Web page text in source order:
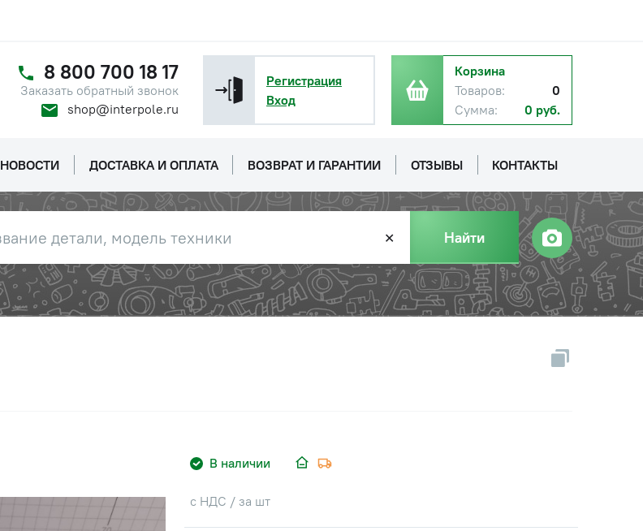
8 800 700 18 17
Заказать обратный звонок
shop@interpole.ru
Регистрация
Вход
Корзина
Товаров:
0
Сумма:
0 руб.
НОВОСТИ ДОСТАВКА И ОПЛАТА ВОЗВРАТ И ГАРАНТИИ ОТЗЫВЫ КОНТАКТЫ
✕ Найти
В наличии
с НДС / за шт